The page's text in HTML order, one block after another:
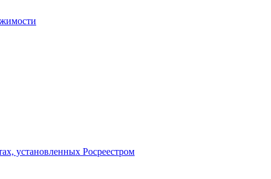
установленных Росреестром